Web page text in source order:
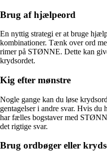
Brug af hjælpeord
En nyttig strategi er at bruge
kombinationer. Tænk over ord
rimer på STØNNE. Dette kan
krydsordet.
Kig efter mønstre
Nogle gange kan du løse
gentagelser i andre svar. Hvis du
har fælles bogstaver med
det rigtige svar.
Brug ordbøger eller